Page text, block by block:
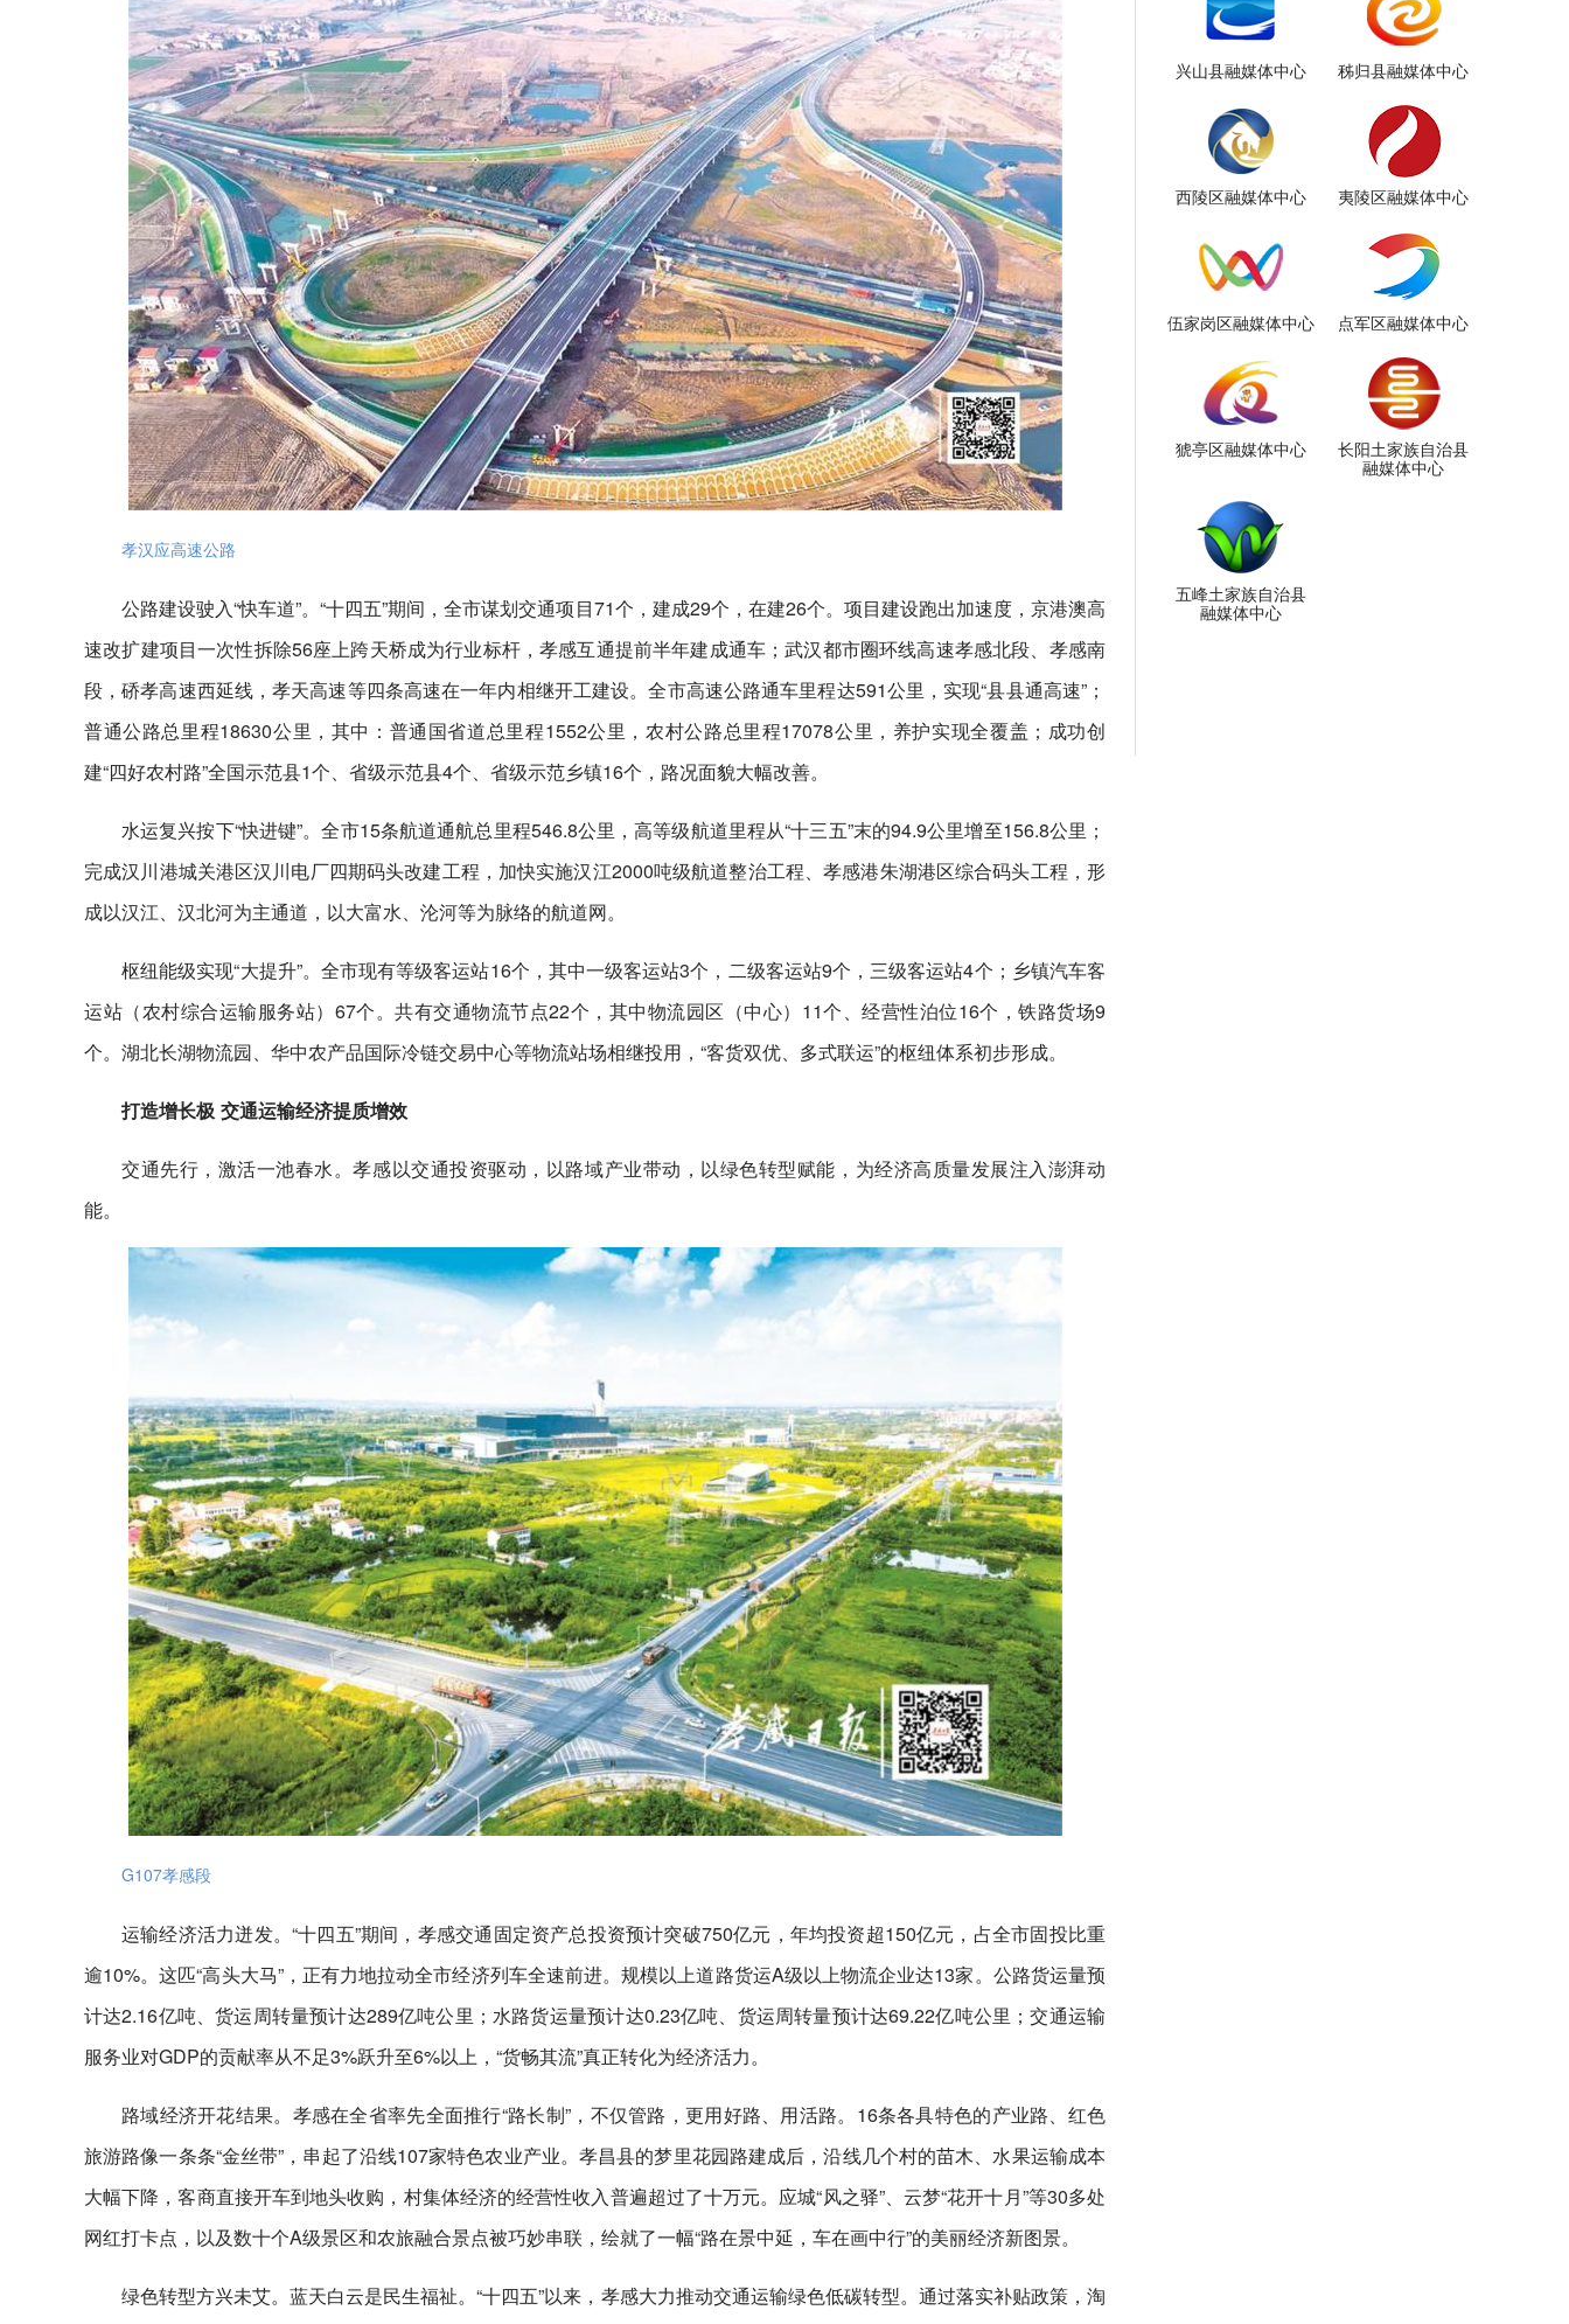
孝汉应高速公路
公路建设驶入“快车道”。“十四五”期间，全市谋划交通项目71个，建成29个，在建26个。项目建设跑出加速度，京港澳高
速改扩建项目一次性拆除56座上跨天桥成为行业标杆，孝感互通提前半年建成通车；武汉都市圈环线高速孝感北段、孝感南
段，硚孝高速西延线，孝天高速等四条高速在一年内相继开工建设。全市高速公路通车里程达591公里，实现“县县通高速”；
普通公路总里程18630公里，其中：普通国省道总里程1552公里，农村公路总里程17078公里，养护实现全覆盖；成功创
建“四好农村路”全国示范县1个、省级示范县4个、省级示范乡镇16个，路况面貌大幅改善。
水运复兴按下“快进键”。全市15条航道通航总里程546.8公里，高等级航道里程从“十三五”末的94.9公里增至156.8公里；
完成汉川港城关港区汉川电厂四期码头改建工程，加快实施汉江2000吨级航道整治工程、孝感港朱湖港区综合码头工程，形
成以汉江、汉北河为主通道，以大富水、沦河等为脉络的航道网。
枢纽能级实现“大提升”。全市现有等级客运站16个，其中一级客运站3个，二级客运站9个，三级客运站4个；乡镇汽车客
运站（农村综合运输服务站）67个。共有交通物流节点22个，其中物流园区（中心）11个、经营性泊位16个，铁路货场9
个。湖北长湖物流园、华中农产品国际冷链交易中心等物流站场相继投用，“客货双优、多式联运”的枢纽体系初步形成。
打造增长极 交通运输经济提质增效
交通先行，激活一池春水。孝感以交通投资驱动，以路域产业带动，以绿色转型赋能，为经济高质量发展注入澎湃动
能。
G107孝感段
运输经济活力迸发。“十四五”期间，孝感交通固定资产总投资预计突破750亿元，年均投资超150亿元，占全市固投比重
逾10%。这匹“高头大马”，正有力地拉动全市经济列车全速前进。规模以上道路货运A级以上物流企业达13家。公路货运量预
计达2.16亿吨、货运周转量预计达289亿吨公里；水路货运量预计达0.23亿吨、货运周转量预计达69.22亿吨公里；交通运输
服务业对GDP的贡献率从不足3%跃升至6%以上，“货畅其流”真正转化为经济活力。
路域经济开花结果。孝感在全省率先全面推行“路长制”，不仅管路，更用好路、用活路。16条各具特色的产业路、红色
旅游路像一条条“金丝带”，串起了沿线107家特色农业产业。孝昌县的梦里花园路建成后，沿线几个村的苗木、水果运输成本
大幅下降，客商直接开车到地头收购，村集体经济的经营性收入普遍超过了十万元。应城“风之驿”、云梦“花开十月”等30多处
网红打卡点，以及数十个A级景区和农旅融合景点被巧妙串联，绘就了一幅“路在景中延，车在画中行”的美丽经济新图景。
绿色转型方兴未艾。蓝天白云是民生福祉。“十四五”以来，孝感大力推动交通运输绿色低碳转型。通过落实补贴政策，淘
兴山县融媒体中心 秭归县融媒体中心
西陵区融媒体中心 夷陵区融媒体中心
伍家岗区融媒体中心 点军区融媒体中心
猇亭区融媒体中心
长阳土家族自治县
融媒体中心
五峰土家族自治县
融媒体中心